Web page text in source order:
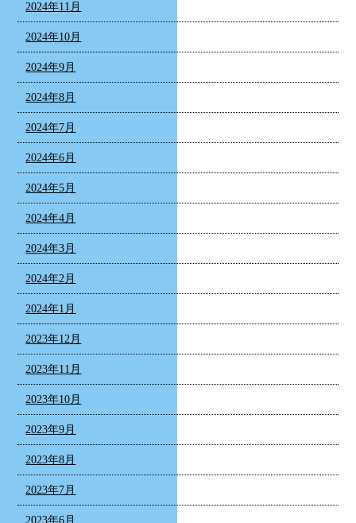
2024年11月
2024年10月
2024年9月
2024年8月
2024年7月
2024年6月
2024年5月
2024年4月
2024年3月
2024年2月
2024年1月
2023年12月
2023年11月
2023年10月
2023年9月
2023年8月
2023年7月
2023年6月